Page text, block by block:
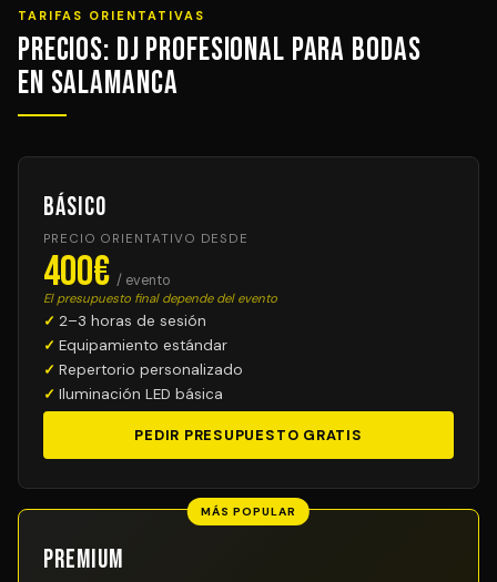
TARIFAS ORIENTATIVAS
Precios: DJ Profesional para Bodas
en Salamanca
Básico
PRECIO ORIENTATIVO DESDE
400€ / evento
El presupuesto final depende del evento
2–3 horas de sesión
Equipamiento estándar
Repertorio personalizado
Iluminación LED básica
PEDIR PRESUPUESTO GRATIS
MÁS POPULAR
Premium